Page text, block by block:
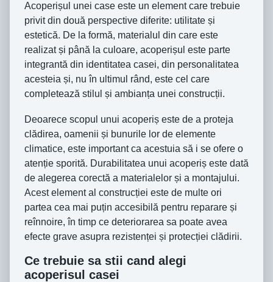
Acoperișul unei case este un element care trebuie
privit din două perspective diferite: utilitate și
estetică. De la formă, materialul din care este
realizat și până la culoare, acoperișul este parte
integrantă din identitatea casei, din personalitatea
acesteia și, nu în ultimul rând, este cel care
completează stilul și ambianța unei construcții.
Deoarece scopul unui acoperiș este de a proteja
clădirea, oamenii și bunurile lor de elemente
climatice, este important ca acestuia să i se ofere o
atenție sporită. Durabilitatea unui acoperiș este dată
de alegerea corectă a materialelor și a montajului.
Acest element al construcției este de multe ori
partea cea mai puțin accesibilă pentru reparare și
reînnoire, în timp ce deteriorarea sa poate avea
efecte grave asupra rezistenței și protecției clădirii.
Ce trebuie sa stii cand alegi
acoperisul casei